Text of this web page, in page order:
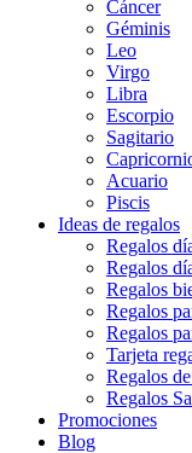
Cáncer
Géminis
Leo
Virgo
Libra
Escorpio
Sagitario
Acuario
Piscis
Ideas de regalos
Regalos
Regalos
Regalos
Regalos
Regalos
Tarjeta
Regalos
Regalos
Promociones
Blog